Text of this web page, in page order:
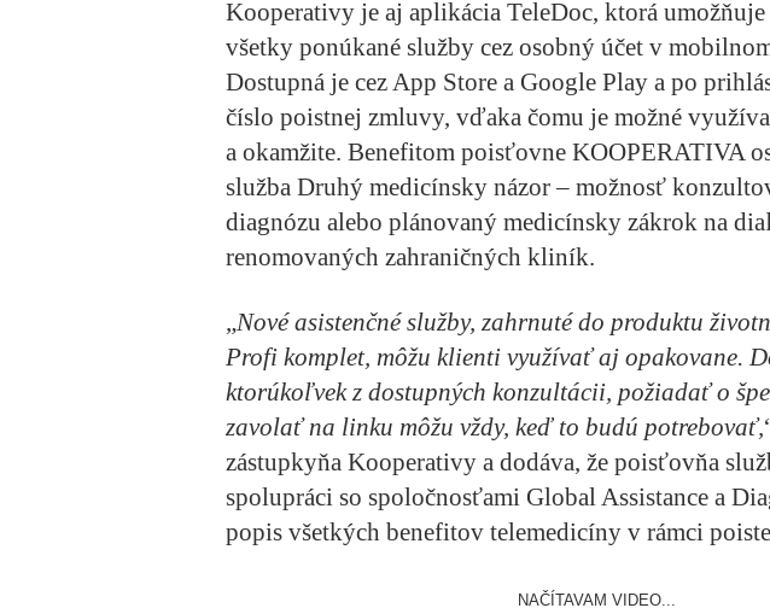
Kooperativy je aj aplikácia TeleDoc, ktorá
všetky ponúkané služby cez osobný účet v
Dostupná je cez App Store a Google Play a po
číslo poistnej zmluvy, vďaka čomu je možné
a okamžite. Benefitom poisťovne KOOPERATIVA
služba Druhý medicínsky názor– možnosť
diagnózu alebo plánovaný medicínsky zákrok na
renomovaných zahraničných kliník.
„Nové asistenčné služby, zahrnuté do produktu
Profi komplet, môžu klienti využívať aj opakovane.
ktorúkoľvek z dostupných konzultácii, požiadať o
zavolať na linku môžu vždy, keď to budú potrebovať,
zástupkyňa Kooperativy a dodáva, že poisťovňa
spolupráci so spoločnosťami Global Assistance a
popis všetkých benefitov telemedicíny v rámci
NAČÍTAVAM VIDEO...